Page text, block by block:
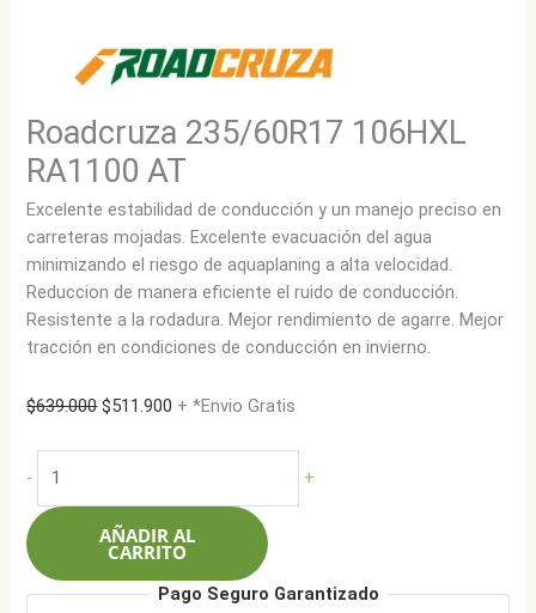
Roadcruza 235/60R17 106HXL
RA1100 AT
Excelente estabilidad de conducción y un manejo preciso en
carreteras mojadas. Excelente evacuación del agua
minimizando el riesgo de aquaplaning a alta velocidad.
Reduccion de manera eficiente el ruido de conducción.
Resistente a la rodadura. Mejor rendimiento de agarre. Mejor
tracción en condiciones de conducción en invierno.
$639.000El
$511.900 El
$511.900.
+ *Envio Gratis
-
235/60R17
106HXL
AT
cantidad
+
AÑADIR AL
CARRITO
Pago Seguro Garantizado